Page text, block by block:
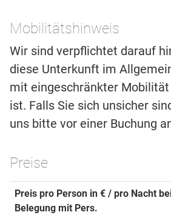
Mobilitätshinweis
Wir sind verpflichtet darauf
diese Unterkunft im
mit eingeschränkter
ist. Falls Sie sich unsicher
uns bitte vor einer Buchung
Preise
Preis pro Person in € / pro Nacht
Belegung mit Pers.